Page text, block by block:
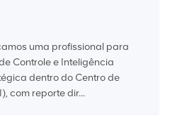
uma profissional para
Controle e Inteligência
dentro do Centro de
com reporte dir...